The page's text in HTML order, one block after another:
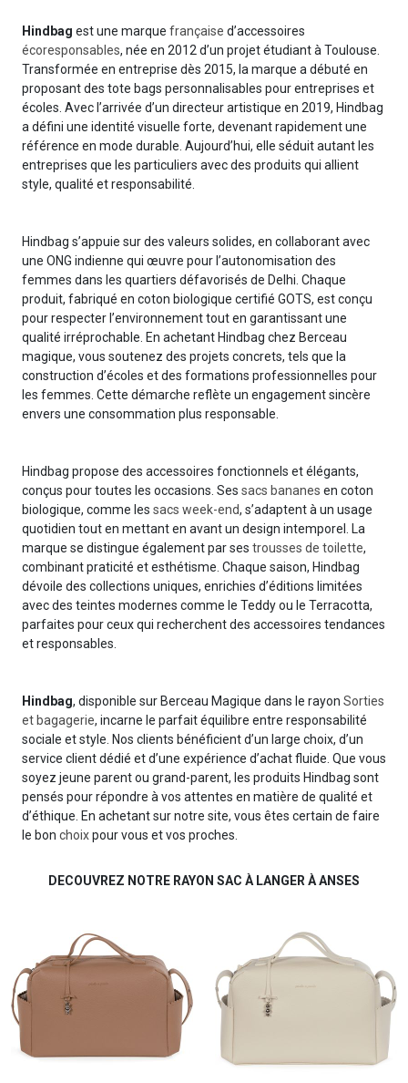
Hindbag est une marque française d’accessoires
écoresponsables, née en 2012 d’un projet étudiant à Toulouse.
Transformée en entreprise dès 2015, la marque a débuté en
proposant des tote bags personnalisables pour entreprises et
écoles. Avec l’arrivée d’un directeur artistique en 2019, Hindbag
a défini une identité visuelle forte, devenant rapidement une
référence en mode durable. Aujourd’hui, elle séduit autant les
entreprises que les particuliers avec des produits qui allient
style, qualité et responsabilité.
Hindbag s’appuie sur des valeurs solides, en collaborant avec
une ONG indienne qui œuvre pour l’autonomisation des
femmes dans les quartiers défavorisés de Delhi. Chaque
produit, fabriqué en coton biologique certifié GOTS, est conçu
pour respecter l’environnement tout en garantissant une
qualité irréprochable. En achetant Hindbag chez Berceau
magique, vous soutenez des projets concrets, tels que la
construction d’écoles et des formations professionnelles pour
les femmes. Cette démarche reflète un engagement sincère
envers une consommation plus responsable.
Hindbag propose des accessoires fonctionnels et élégants,
conçus pour toutes les occasions. Ses sacs bananes en coton
biologique, comme les sacs week-end, s’adaptent à un usage
quotidien tout en mettant en avant un design intemporel. La
marque se distingue également par ses trousses de toilette,
combinant praticité et esthétisme. Chaque saison, Hindbag
dévoile des collections uniques, enrichies d’éditions limitées
avec des teintes modernes comme le Teddy ou le Terracotta,
parfaites pour ceux qui recherchent des accessoires tendances
et responsables.
Hindbag, disponible sur Berceau Magique dans le rayon Sorties
et bagagerie, incarne le parfait équilibre entre responsabilité
sociale et style. Nos clients bénéficient d’un large choix, d’un
service client dédié et d’une expérience d’achat fluide. Que vous
soyez jeune parent ou grand-parent, les produits Hindbag sont
pensés pour répondre à vos attentes en matière de qualité et
d’éthique. En achetant sur notre site, vous êtes certain de faire
le bon choixpour vous et vos proches.
DECOUVREZ NOTRE RAYON SAC À LANGER À ANSES